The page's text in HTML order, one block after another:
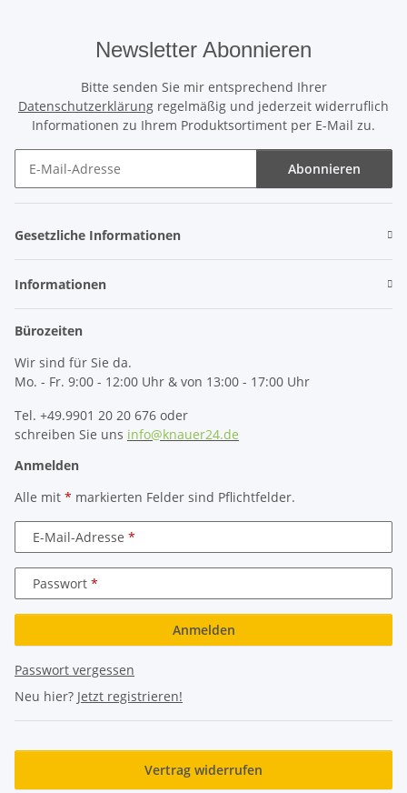
Newsletter Abonnieren
Bitte senden Sie mir entsprechend Ihrer
Datenschutzerklärung regelmäßig und jederzeit widerruflich
Informationen zu Ihrem Produktsortiment per E-Mail zu.
Abonnieren
Gesetzliche Informationen
Informationen
Bürozeiten
Wir sind für Sie da.
Mo. - Fr. 9:00 - 12:00 Uhr & von 13:00 - 17:00 Uhr
Tel. +49.9901 20 20 676 oder
schreiben Sie uns info@knauer24.de
Anmelden
Alle mit * markierten Felder sind Pflichtfelder.
E-Mail-Adresse
Passwort
Anmelden
Passwort vergessen
Neu hier? Jetzt registrieren!
Vertrag widerrufen